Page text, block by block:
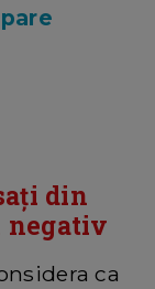
din
negativ
ca